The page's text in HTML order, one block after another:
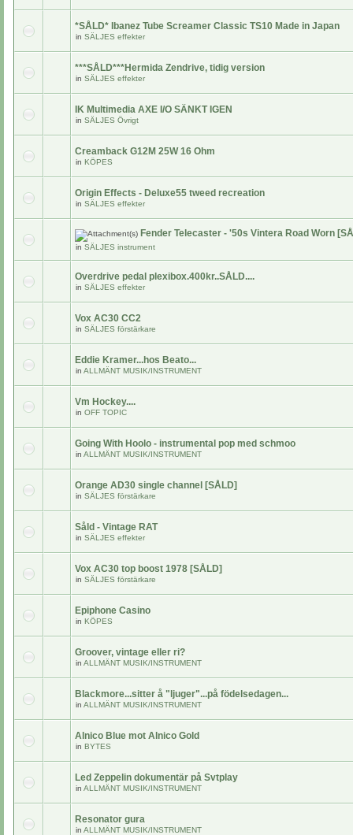
*SÅLD* Ibanez Tube Screamer Classic TS10 Made in Japan
in SÄLJES effekter
***SÅLD***Hermida Zendrive, tidig version
in SÄLJES effekter
IK Multimedia AXE I/O SÄNKT IGEN
in SÄLJES Övrigt
Creamback G12M 25W 16 Ohm
in KÖPES
Origin Effects - Deluxe55 tweed recreation
in SÄLJES effekter
Fender Telecaster - '50s Vintera Road Worn
in SÄLJES instrument
Overdrive pedal plexibox.400kr..SÅLD....
in SÄLJES effekter
Vox AC30 CC2
in SÄLJES förstärkare
Eddie Kramer...hos Beato...
in ALLMÄNT MUSIK/INSTRUMENT
Vm Hockey....
in OFF TOPIC
Going With Hoolo - instrumental pop med schmoo
in ALLMÄNT MUSIK/INSTRUMENT
Orange AD30 single channel [SÅLD]
in SÄLJES förstärkare
Såld - Vintage RAT
in SÄLJES effekter
Vox AC30 top boost 1978 [SÅLD]
in SÄLJES förstärkare
Epiphone Casino
in KÖPES
Groover, vintage eller ri?
in ALLMÄNT MUSIK/INSTRUMENT
Blackmore...sitter å "ljuger"...på födelsedagen...
in ALLMÄNT MUSIK/INSTRUMENT
Alnico Blue mot Alnico Gold
in BYTES
Led Zeppelin dokumentär på Svtplay
in ALLMÄNT MUSIK/INSTRUMENT
Resonator gura
in ALLMÄNT MUSIK/INSTRUMENT